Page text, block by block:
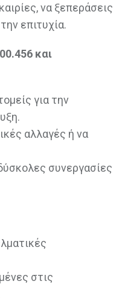
να ξεπεράσεις
επιτυχία.
και
για την
αλλαγές ή να
συνεργασίες
στις